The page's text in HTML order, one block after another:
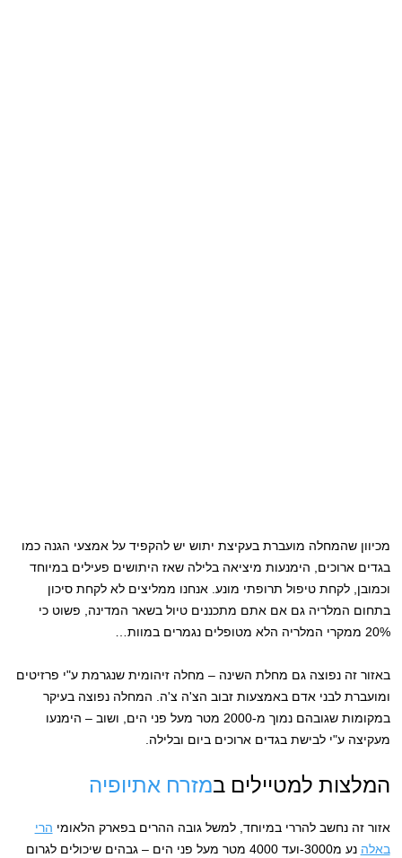
מכיוון שהמחלה מועברת בעקיצת יתוש יש להקפיד על אמצעי הגנה כמו
בגדים ארוכים, הימנעות מיציאה בלילה שאז היתושים פעילים במיוחד
וכמובן, לקחת טיפול תרופתי מונע. אנחנו ממליצים לא לקחת סיכון
בתחום המלריה גם אם אתם מתכננים טיול בשאר המדינה, פשוט כי
20% ממקרי המלריה הלא מטופלים נגמרים במוות…
באזור זה נפוצה גם מחלת השינה – מחלה זיהומית שנגרמת ע"י פרזיטים
ומועברת לבני אדם באמצעות זבוב הצ'ה צ'ה. המחלה נפוצה בעיקר
במקומות שגובהם נמוך מ-2000 מטר מעל פני הים, ושוב – הימנעו
מעקיצה ע"י לבישת בגדים ארוכים ביום ובלילה.
המלצות למטיילים במזרח אתיופיה
אזור זה נחשב להררי במיוחד, למשל גובה ההרים בפארק הלאומי הרי
באלה
נע מ3000-ועד 4000 מטר מעל פני הים – גבהים שיכולים לגרום